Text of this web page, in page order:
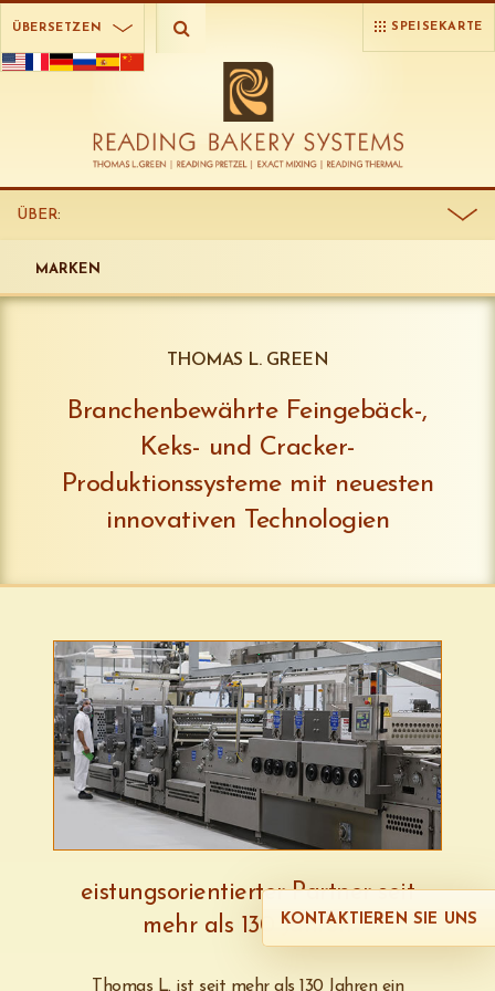
ÜBERSETZEN SPEISEKARTE
ÜBER:
MARKEN
THOMAS L. GREEN
Branchenbewährte Feingebäck-,
Keks- und Cracker-
Produktionssysteme mit neuesten
innovativen Technologien
eistungsorientierter Partner seit
mehr als 130 Jahren
Thomas L. ist seit mehr als 130 Jahren ein
KONTAKTIEREN SIE UNS